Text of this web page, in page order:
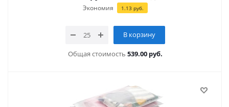
Экономия 1.13 руб.
В корзину
Общая стоимость 539.00 руб.